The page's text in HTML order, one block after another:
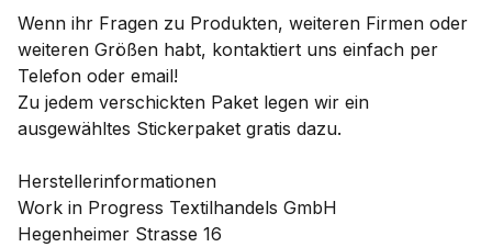
Wenn ihr Fragen zu Produkten, weiteren Firmen oder
weiteren Größen habt, kontaktiert uns einfach per
Telefon oder email!
Zu jedem verschickten Paket legen wir ein
ausgewähltes Stickerpaket gratis dazu.
Herstellerinformationen
Work in Progress Textilhandels GmbH
Hegenheimer Strasse 16